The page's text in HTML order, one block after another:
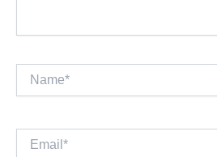
Name*